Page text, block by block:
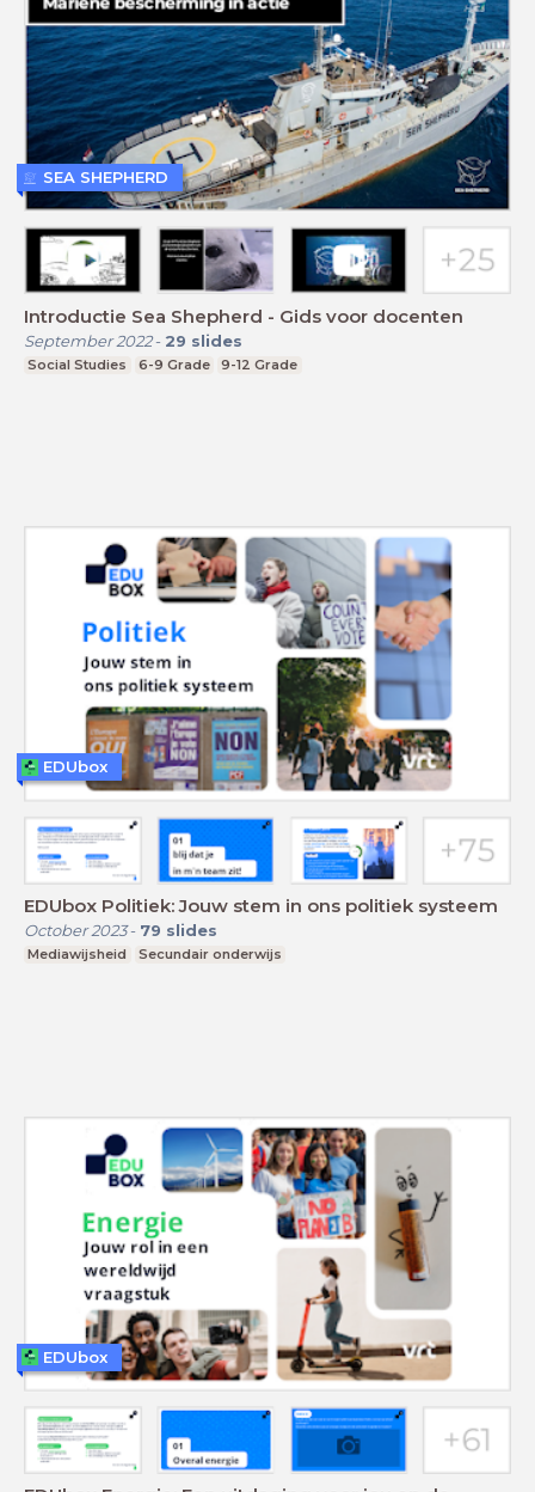
Introductie Sea Shepherd - Gids voor docenten
September 2022- 29 slides
Social Studies 6-9 Grade 9-12 Grade
SEA SHEPHERD
EDUbox Politiek: Jouw stem in ons politiek systeem
October 2023- 79 slides
Mediawijsheid Secundair onderwijs
EDUbox
EDUbox